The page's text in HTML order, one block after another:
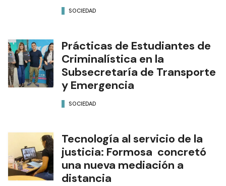
SOCIEDAD
Prácticas de Estudiantes de
Criminalística en la
Subsecretaría de Transporte
y Emergencia
SOCIEDAD
Tecnología al servicio de la
justicia: Formosa concretó
una nueva mediación a
distancia